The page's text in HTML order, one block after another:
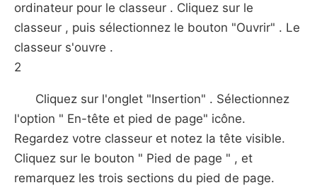
ordinateur pour le classeur . Cliquez sur le
classeur , puis sélectionnez le bouton "Ouvrir" . Le
classeur s'ouvre .
2
Cliquez sur l'onglet "Insertion" . Sélectionnez
l'option " En-tête et pied de page" icône.
Regardez votre classeur et notez la tête visible.
Cliquez sur le bouton " Pied de page " , et
remarquez les trois sections du pied de page.